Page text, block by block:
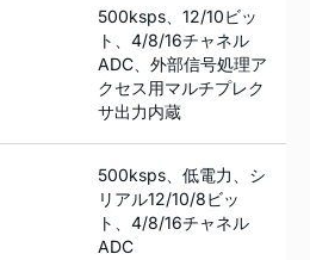
500ksps、12/10ビッ
ト、4/8/16チャネル
ADC、外部信号処理ア
クセス用マルチプレク
サ出力内蔵
500ksps、低電力、シ
リアル12/10/8ビッ
ト、4/8/16チャネル
ADC